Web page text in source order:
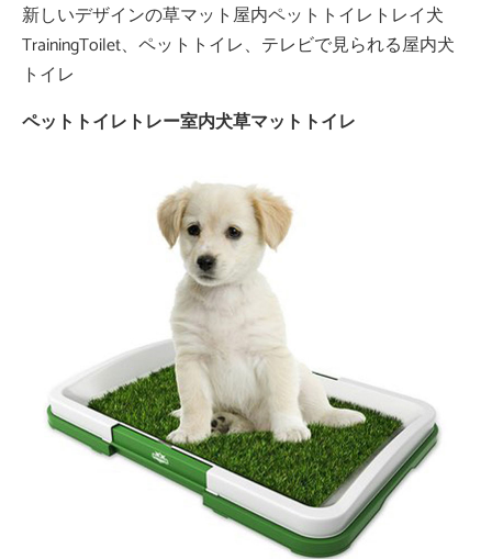
新しいデザインの草マット屋内ペットトイレトレイ犬
TrainingToilet、ペットトイレ、テレビで見られる屋内犬
トイレ
ペットトイレトレー室内犬草マットトイレ